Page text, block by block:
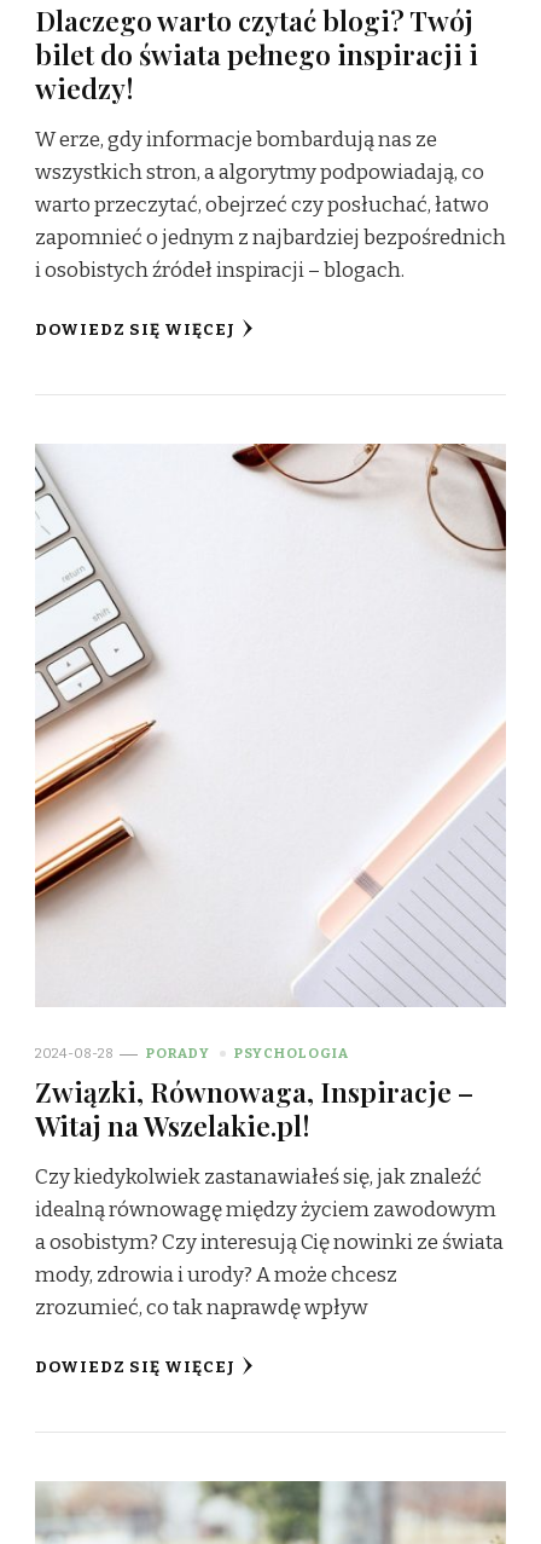
Dlaczego warto czytać blogi? Twój
bilet do świata pełnego inspiracji i
wiedzy!
W erze, gdy informacje bombardują nas ze
wszystkich stron, a algorytmy podpowiadają, co
warto przeczytać, obejrzeć czy posłuchać, łatwo
zapomnieć o jednym z najbardziej bezpośrednich
i osobistych źródeł inspiracji – blogach.
DOWIEDZ SIĘ WIĘCEJ
2024-08-28 PORADY PSYCHOLOGIA
Związki, Równowaga, Inspiracje –
Witaj na Wszelakie.pl!
Czy kiedykolwiek zastanawiałeś się, jak znaleźć
idealną równowagę między życiem zawodowym
a osobistym? Czy interesują Cię nowinki ze świata
mody, zdrowia i urody? A może chcesz
zrozumieć, co tak naprawdę wpływ
DOWIEDZ SIĘ WIĘCEJ